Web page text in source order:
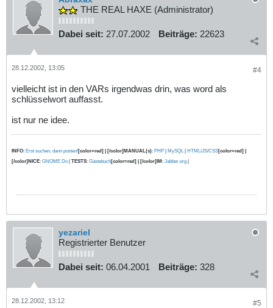
THE REAL HAXE (Administrator)
Dabei seit: 27.07.2002 Beiträge: 22623
#4
28.12.2002, 13:05
vielleicht ist in den VARs irgendwas drin, was word als
schlüsselwort auffasst.
ist nur ne idee.
INFO: Erst suchen, dann posten![color=red] | [/color]MANUAL(s): PHP | MySQL | HTML/JS/CSS[color=red] |
[/color]NICE: GNOME Do | TESTS: Gästebuch[color=red] | [/color]IM: Jabber.org |
yezariel
Registrierter Benutzer
Dabei seit: 06.04.2001 Beiträge: 328
#5
28.12.2002, 13:12